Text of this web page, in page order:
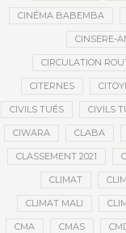
CINÉMA BABEMBA
CINSERE-
CIRCULATION
CITERNES
CIVILS TUÉS CIVILS
CIWARA CLABA
CLASSEMENT 2021
CLIMAT
CLIMAT MALI
CMA CMAS